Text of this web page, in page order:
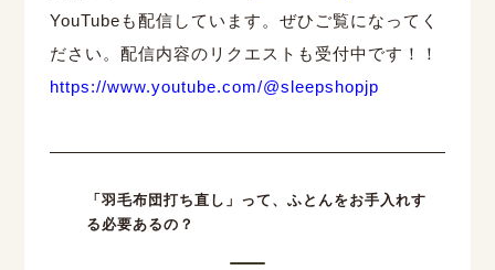
YouTubeも配信しています。ぜひご覧になってく
ださい。配信内容のリクエストも受付中です！！
https://www.youtube.com/@sleepshopjp
「羽毛布団打ち直し」って、ふとんをお手入れす
る必要あるの？